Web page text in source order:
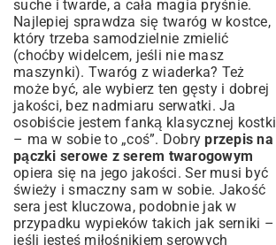
suche i twarde, a cała magia pryśnie.
Najlepiej sprawdza się twaróg w kostce,
który trzeba samodzielnie zmielić
(choćby widelcem, jeśli nie masz
maszynki). Twaróg z wiaderka? Też
może być, ale wybierz ten gęsty i dobrej
jakości, bez nadmiaru serwatki. Ja
osobiście jestem fanką klasycznej kostki
– ma w sobie to „coś”. Dobryprzepis na
pączki serowe z serem twarogowym
opiera się na jego jakości. Ser musi być
świeży i smaczny sam w sobie. Jakość
sera jest kluczowa, podobnie jak w
przypadku wypieków takich jak serniki –
jeśli jesteś miłośnikiem serowych